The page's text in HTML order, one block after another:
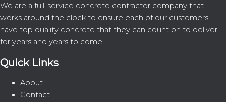
We are a full-service concrete contractor company that
works around the clock to ensure each of our customers
have top quality concrete that they can count on to deliver
for years and years to come.
Quick Links
About
Contact